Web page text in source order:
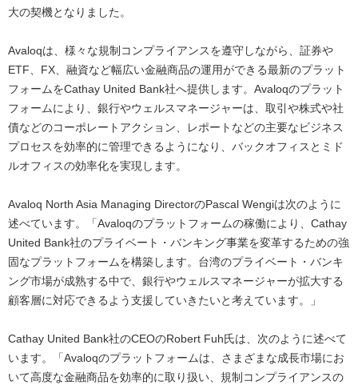
大の契機となりました。
Avaloqは、様々な規制コンプライアンスを遵守しながら、証券や
ETF、FX、融資など幅広い金融商品の運用ができる最新のプラット
フォームをCathay United Bank社へ提供します。Avaloqのプラット
フォームにより、銀行やウェルスマネージャーは、取引や株式や社
債などのコーポレートアクション、レポートなどの主要なビジネス
プロセスを効率的に管理できるようになり、バックオフィスとミド
ルオフィスの効率化を実現します。
Avaloq North Asia Managing DirectorのPascal Wengiは次のように
述べています。「Avaloqのプラットフォームの稼働により、Cathay
United Bank社のプライベート・バンキング事業を変革するための強
固なプラットフォームを構築します。台湾のプライベート・バンキ
ング市場が成熟する中で、銀行やウェルスマネージャーが拡大する
顧客層に対応できるよう支援していきたいと考えています。」
Cathay United Bank社のCEOのRobert Fuh氏は、次のように述べて
います。「Avaloqのプラットフォームは、さまざまな成長市場にお
いて高度な金融商品を効率的に取り扱い、規制コンプライアンスの